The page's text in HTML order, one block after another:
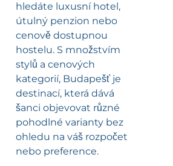
hledáte luxusní hotel,
útulný penzion nebo
cenově dostupnou
hostelu. S množstvím
stylů a cenových
kategorií, Budapešť je
destinací, která dává
šanci objevovat různé
pohodlné varianty bez
ohledu na váš rozpočet
nebo preference.